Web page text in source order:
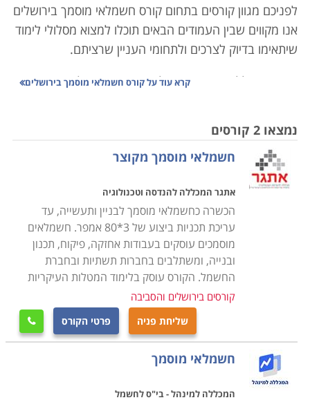
לפניכם מגוון קורסים בתחום קורס חשמלאי מוסמך בירושלים
אנו מקווים שבין העמודים הבאים תוכלו למצוא מסלולי לימוד
שיתאימו בדיוק לצרכים ולתחומי העניין שרציתם.
אין ספק שללמוד קורס חשמלאי מוסמך בירושלים וגם
וחוויתית. אם אתם תושבי ירושלים והסביבה אתם מכירים את
הנגישות שיש לרשת הכבישים החדשה ולרכבת הקלה. אם
אתם מאזור אחר ומעוניינים ללמוד באזור ירושלים כדאי
שתדעו שהנגישות קלה היום מבעבר בזכות כבישים עוקפים
וחדשים בתוך העיר ומחוצה לה.
באזור ירושלים נכללים ישובים וערים כמו ירושלים, בית
שמש, מודיעין, מכבים ומכללות רבות שביניהן
המכללה למינהל - בי"ס לחשמל שנמצאת ברח'
החשמל 18, תל אביב - סניף ירושלים
השתדלנו לאסוף עבורכם את מיטב תכניות הלימודים, ואנחנו
מקווים שהצלחנו בכך, אך אם בכל אופן לא מצאתם בדיוק
את קורס חשמלאי מוסמך באזור ירושלים, אנו מזמינים אתכם
להתקשר ליועצות הלימודים המיומנות שלנו, שינסו לאתר
קרא עוד עלקורס חשמלאי מוסמך בירושלים
נמצאו 2 קורסים
חשמלאי מוסמך מקוצר
אתגר המכללה להנדסה וטכנולוגיה
הכשרה כחשמלאי מוסמך לבניין ותעשייה, עד
עריכת תכניות ביצוע של 3*80 אמפר. חשמלאים
מוסמכים עוסקים בעבודות אחזקה, פיקוח, תכנון
ובנייה, ומשתלבים בחברות תשתיות ובחברת
החשמל. הקורס עוסק בלימוד המטלות העיקריות
קורסים בירושלים והסביבה
שליחת פניה פרטי הקורס 
חשמלאי מוסמך
המכללה למינהל - בי"ס לחשמל